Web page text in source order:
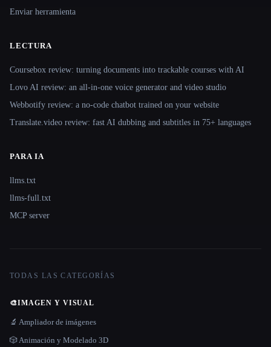
Enviar herramienta
LECTURA
Coursebox review: turning documents into trackable courses with AI
Lovo AI review: an all-in-one voice generator and video studio
Webbotify review: a no-code chatbot trained on your website
Translate.video review: fast AI dubbing and subtitles in 75+ languages
PARA IA
llms.txt
llms-full.txt
MCP server
TODAS LAS CATEGORÍAS
🎨IMAGEN Y VISUAL
🔬 Ampliador de imágenes
🎲 Animación y Modelado 3D